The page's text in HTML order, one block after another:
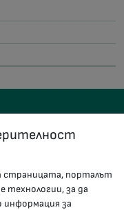
страницата, порталът
технологии, за да
информация за